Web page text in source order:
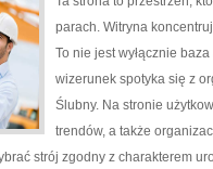
parach. Witryna
To nie jest wyłącznie
wizerunek spotyka się z
Ślubny. Na stronie
trendów, a także
strój zgodny z charakterem